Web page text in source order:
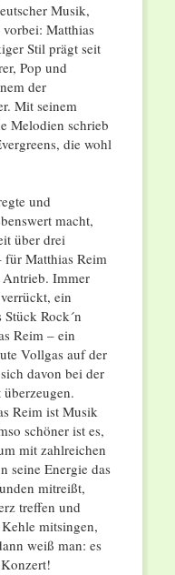
Musik,
Matthias
Stil prägt seit
Pop und
der
Mit seinem
Melodien schrieb
die wohl
und
macht,
über drei
für Matthias Reim
Antrieb. Immer
ein
Rock´n
Reim – ein
Vollgas auf der
davon bei der
Reim ist Musik
schöner ist es,
mit zahlreichen
seine Energie das
mitreißt,
treffen und
mitsingen,
weiß man: es